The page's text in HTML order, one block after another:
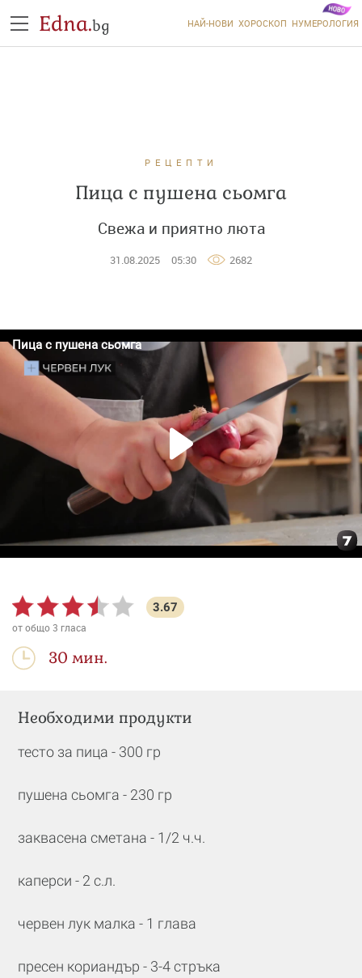
Edna.bg НАЙ-НОВИ ХОРОСКОП НУМЕРОЛОГИЯ
РЕЦЕПТИ
Пица с пушена сьомга
Свежа и приятно люта
31.08.2025 05:30 2682
3.67
от общо3 гласа
30 мин.
Необходими продукти
тесто за пица - 300 гр
пушена сьомга - 230 гр
заквасена сметана - 1/2 ч.ч.
каперси - 2 с.л.
червен лук малка - 1 глава
пресен кориандър - 3-4 стръка